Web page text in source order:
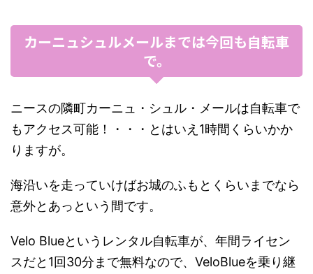
カーニュシュルメールまでは今回も自転車
で。
ニースの隣町カーニュ・シュル・メールは自転車で
もアクセス可能！・・・とはいえ1時間くらいかか
りますが。
海沿いを走っていけばお城のふもとくらいまでなら
意外とあっという間です。
Velo Blueというレンタル自転車が、年間ライセン
スだと1回30分まで無料なので、VeloBlueを乗り継